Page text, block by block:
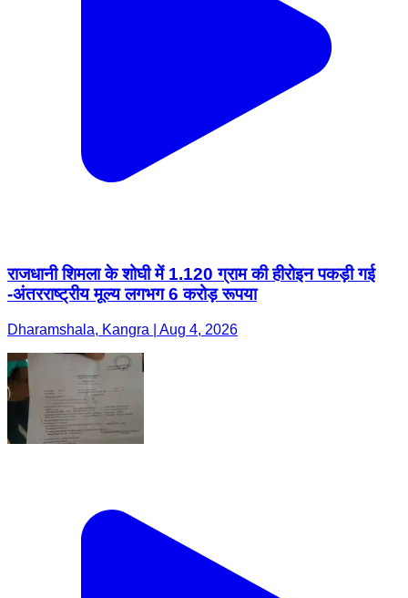
राजधानी शिमला के शोघी में 1.120 ग्राम की हीरोइन पकड़ी गई
-अंतरराष्ट्रीय मूल्य लगभग 6 करोड़ रूपया
Dharamshala, Kangra | Aug 4, 2026